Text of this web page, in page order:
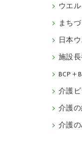
ウエ
まち
日本
施設
BCP＋
介護
介護
介護